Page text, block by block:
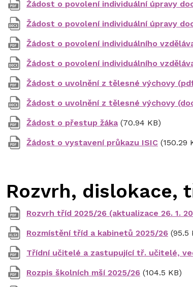
Žádost o povolení individuální úpravy
Žádost o povolení individuální úpravy
Žádost o povolení individuálního
Žádost o povolení individuálního
Žádost o uvolnění z tělesné výchovy
Žádost o uvolnění z tělesné výchovy
Žádost o přestup žáka (70.94 KB)
Žádost o vystavení průkazu ISIC (150.29
Rozvrh, dislokace,
Rozvrh tříd 2025/26 (aktualizace 26. 1.
Rozmístění tříd a kabinetů 2025/26 (95.5
Třídní učitelé a zastupující tř. učitelé,
Rozpis školních mší 2025/26 (104.5 KB)